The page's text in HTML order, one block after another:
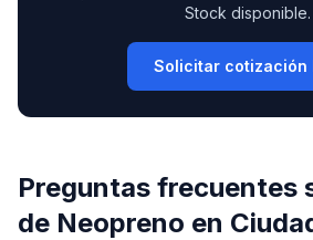
Stock disponible.
Solicitar cotización
Preguntas frecuentes
de Neopreno en